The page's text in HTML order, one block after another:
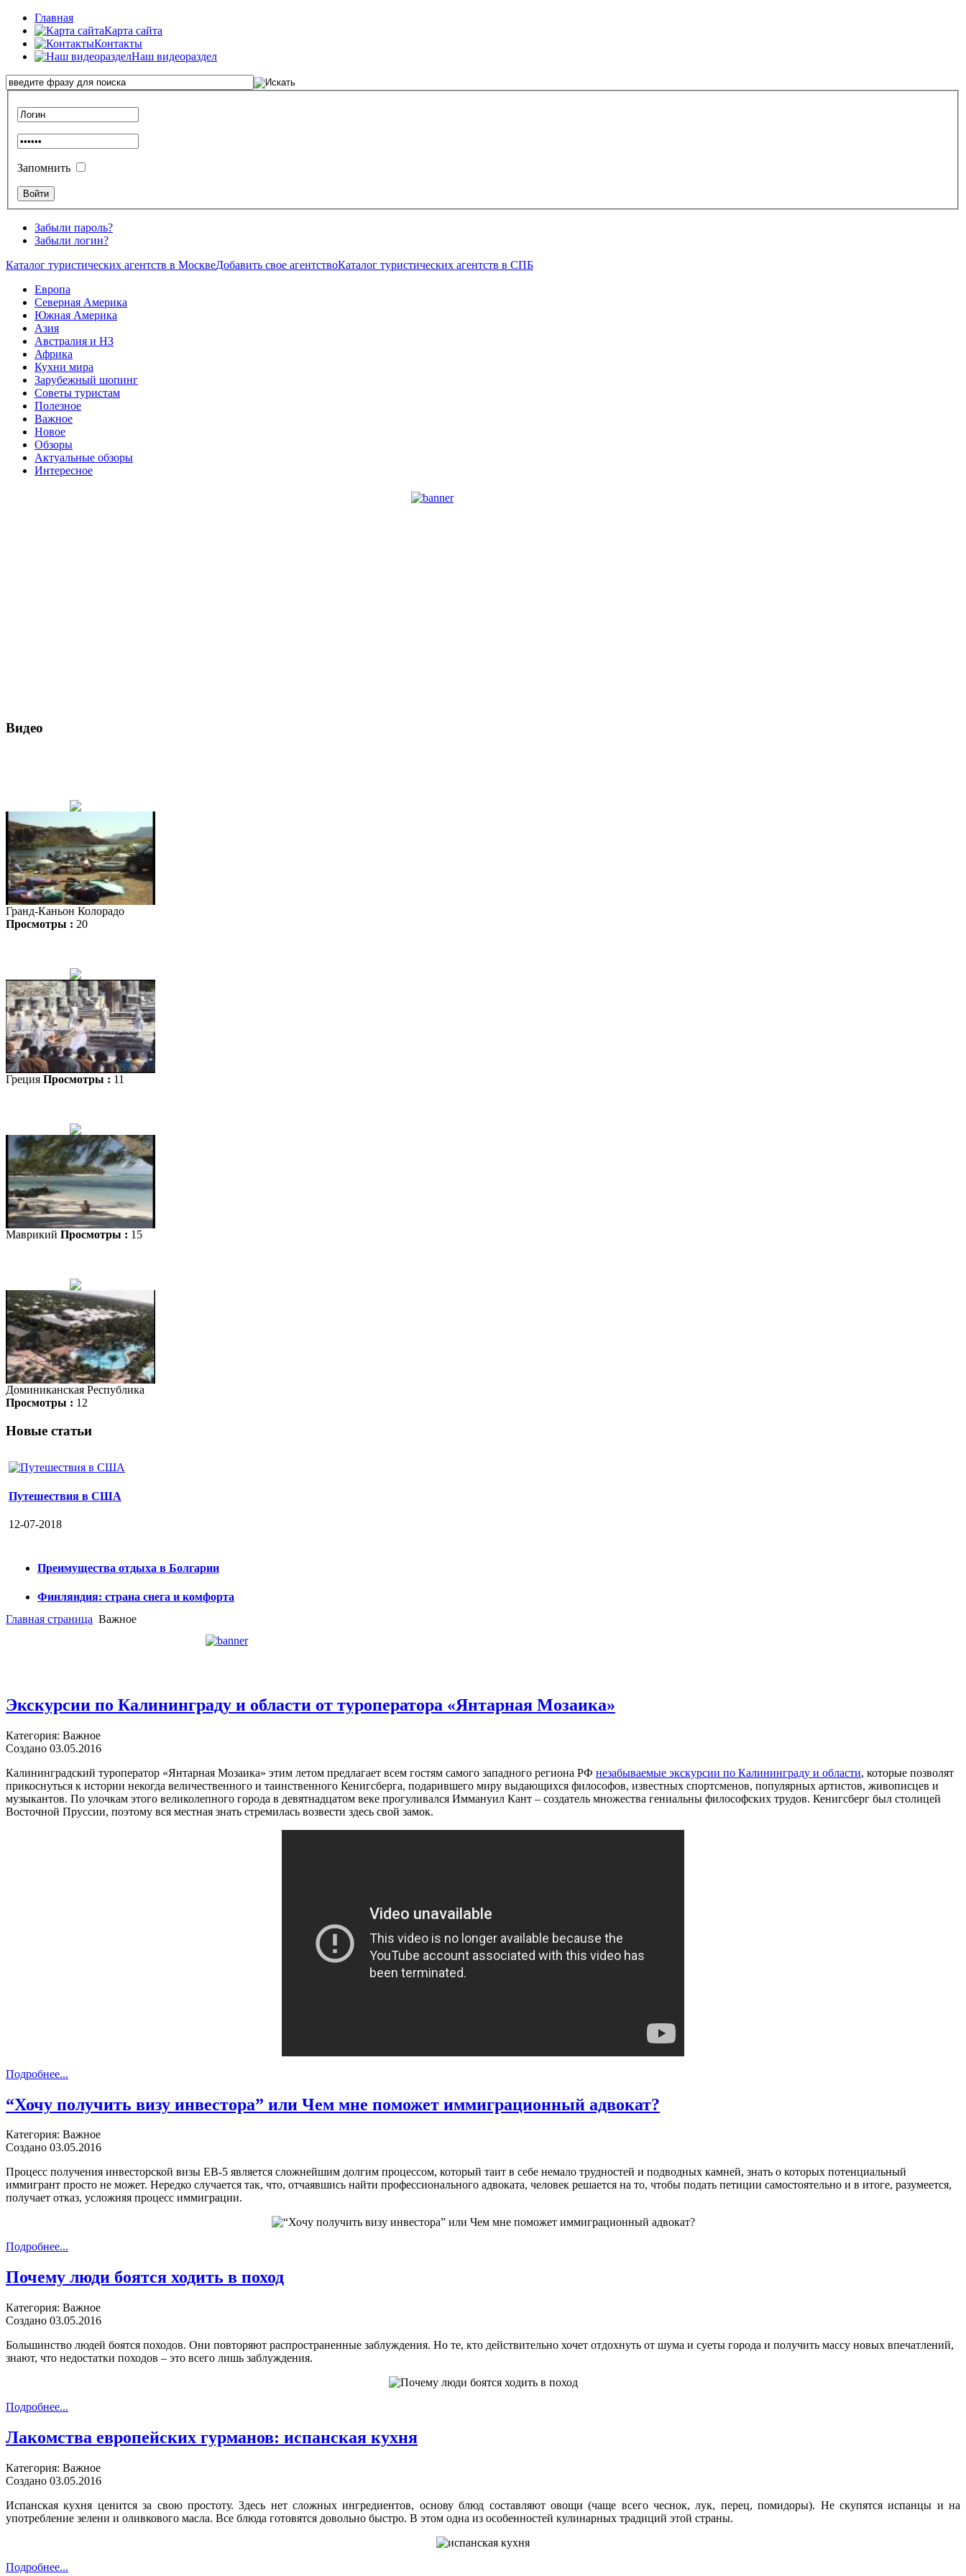
Главная
Карта сайта
Контакты
Наш видеораздел
Запомнить
Забыли пароль?
Забыли логин?
Каталог туристических агентств в МосквеДобавить свое агентствоКаталог туристических агентств в СПБ
Европа
Северная Америка
Южная Америка
Азия
Австралия и НЗ
Африка
Кухни мира
Зарубежный шопинг
Советы туристам
Полезное
Важное
Новое
Обзоры
Актуальные обзоры
Интересное
Видео
Гранд-Каньон Колорадо
Просмотры : 20
Греция Просмотры : 11
Маврикий Просмотры : 15
Доминиканская Республика
Просмотры : 12
Новые статьи
Путешествия в США
12-07-2018
Преимущества отдыха в Болгарии
Финляндия: страна снега и комфорта
Главная страница Важное
Экскурсии по Калининграду и области от туроператора «Янтарная Мозаика»
Категория: Важное
Создано 03.05.2016
Калининградский туроператор «Янтарная Мозаика» этим летом предлагает всем гостям самого западного региона РФ незабываемые экскурсии по Калининграду и области, которые позволят
прикоснуться к истории некогда величественного и таинственного Кенигсберга, подарившего миру выдающихся философов, известных спортсменов, популярных артистов, живописцев и
музыкантов. По улочкам этого великолепного города в девятнадцатом веке прогуливался Иммануил Кант – создатель множества гениальны философских трудов. Кенигсберг был столицей
Восточной Пруссии, поэтому вся местная знать стремилась возвести здесь свой замок.
Подробнее...
“Хочу получить визу инвестора” или Чем мне поможет иммиграционный адвокат?
Категория: Важное
Создано 03.05.2016
Процесс получения инвесторской визы EB-5 является сложнейшим долгим процессом, который таит в себе немало трудностей и подводных камней, знать о которых потенциальный
иммигрант просто не может. Нередко случается так, что, отчаявшись найти профессионального адвоката, человек решается на то, чтобы подать петиции самостоятельно и в итоге, разумеется,
получает отказ, усложняя процесс иммиграции.
Подробнее...
Почему люди боятся ходить в поход
Категория: Важное
Создано 03.05.2016
Большинство людей боятся походов. Они повторяют распространенные заблуждения. Но те, кто действительно хочет отдохнуть от шума и суеты города и получить массу новых впечатлений,
знают, что недостатки походов – это всего лишь заблуждения.
Подробнее...
Лакомства европейских гурманов: испанская кухня
Категория: Важное
Создано 03.05.2016
Испанская кухня ценится за свою простоту. Здесь нет сложных ингредиентов, основу блюд составляют овощи (чаще всего чеснок, лук, перец, помидоры). Не скупятся испанцы и на
употребление зелени и оливкового масла. Все блюда готовятся довольно быстро. В этом одна из особенностей кулинарных традиций этой страны.
Подробнее...